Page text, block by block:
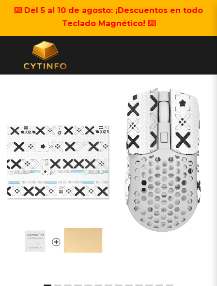
⌨️ Del 5 al 10 de agosto: ¡Descuentos en todo
Teclado Magnético! ⌨️